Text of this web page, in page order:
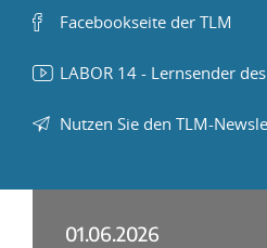
Facebookseite der TLM
LABOR 14 - Lernsender
Nutzen Sie den TLM-
01.06.2026